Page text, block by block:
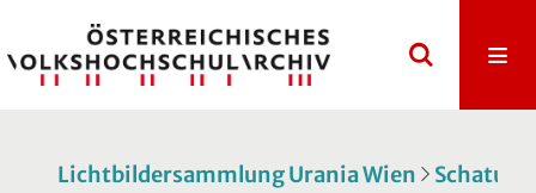
Lichtbildersammlung Urania Wien